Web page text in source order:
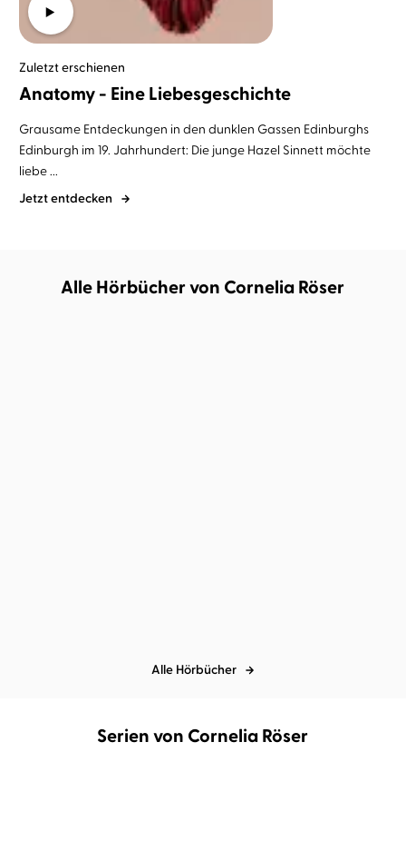
Zuletzt erschienen
Anatomy - Eine Liebesgeschichte
Grausame Entdeckungen in den dunklen Gassen Edinburghs
Edinburgh im 19. Jahrhundert: Die junge Hazel Sinnett möchte
liebe ...
Jetzt entdecken
Alle Hörbücher von Cornelia Röser
Alle Hörbücher
Serien von Cornelia Röser